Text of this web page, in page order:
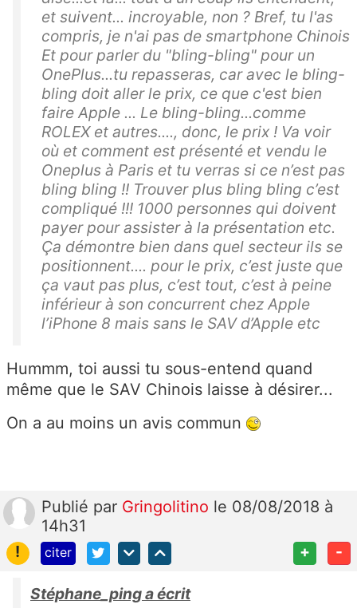
et suivent... incroyable, non ? Bref, tu l'as
compris, je n'ai pas de smartphone Chinois
Et pour parler du "bling-bling" pour un
OnePlus...tu repasseras, car avec le bling-
bling doit aller le prix, ce que c'est bien
faire Apple ... Le bling-bling...comme
ROLEX et autres...., donc, le prix ! Va voir
où et comment est présenté et vendu le
Oneplus à Paris et tu verras si ce n’est pas
bling bling !! Trouver plus bling bling c’est
compliqué !!! 1000 personnes qui doivent
payer pour assister à la présentation etc.
Ça démontre bien dans quel secteur ils se
positionnent.... pour le prix, c’est juste que
ça vaut pas plus, c’est tout, c’est à peine
inférieur à son concurrent chez Apple
l’iPhone 8 mais sans le SAV d’Apple etc
Hummm, toi aussi tu sous-entend quand
même que le SAV Chinois laisse à désirer...
On a au moins un avis commun
Publié par Gringolitino le 08/08/2018 à
14h31
!
citer + -
Stéphane_ping a écrit